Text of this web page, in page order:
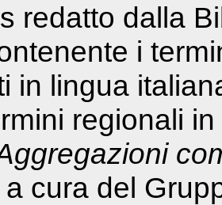
redatto dalla
i
in lingua
regionali
a cura del